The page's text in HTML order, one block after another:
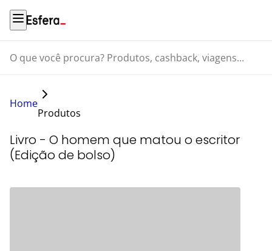
O que você procura? Produtos, cashback, viagens...
Home
Produtos
Livro - O homem que matou o escritor
(Edição de bolso)